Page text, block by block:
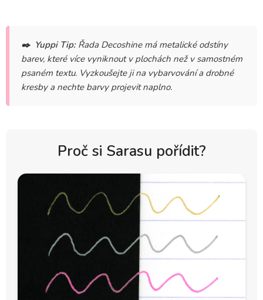
✒️ Yuppi Tip: Řada Decoshine má metalické odstíny
barev, které více vyniknout v plochách než v samostném
psaném textu. Vyzkoušejte ji na vybarvování a drobné
kresby a nechte barvy projevit naplno.
Proč si Sarasu pořídit?